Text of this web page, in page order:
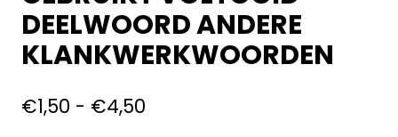
DEELWOORD ANDERE
KLANKWERKWOORDEN
€1,50 - €4,50